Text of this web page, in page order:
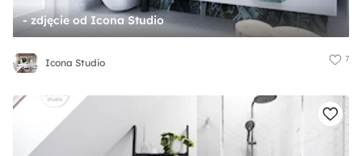
- zdjęcie od Icona Studio
Icona Studio 7